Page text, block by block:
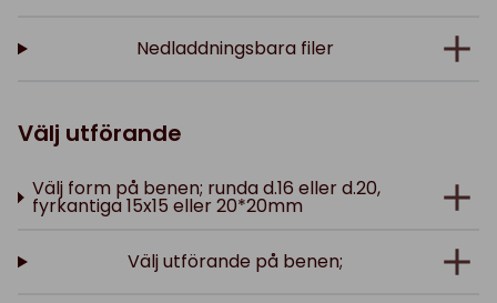
Nedladdningsbara filer
Välj utförande
Välj form på benen; runda d.16 eller d.20,
fyrkantiga 15x15 eller 20*20mm
Välj utförande på benen;